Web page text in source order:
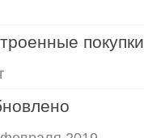
покупки